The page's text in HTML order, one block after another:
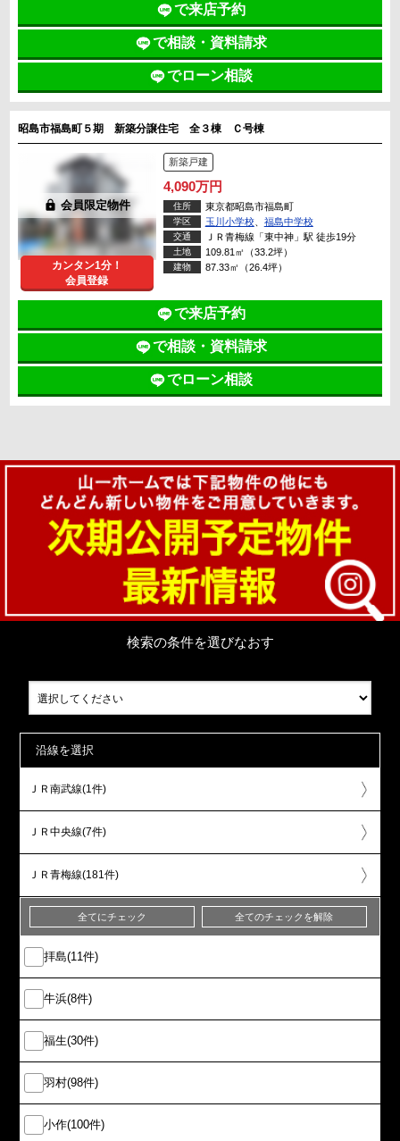
で来店予約
で相談・資料請求
でローン相談
昭島市福島町５期 新築分譲住宅 全３棟 Ｃ号棟
lock 会員限定物件
カンタン1分！
会員登録
新築戸建
4,090万円
住所 東京都昭島市福島町
学区 玉川小学校、 福島中学校
交通 ＪＲ青梅線「東中神」駅 徒歩19分
土地 109.81㎡（33.2坪）
建物 87.33㎡（26.4坪）
で来店予約
で相談・資料請求
でローン相談
検索の条件を選びなおす
沿線を選択
ＪＲ南武線(1件)
ＪＲ中央線(7件)
ＪＲ青梅線(181件)
全てにチェック 全てのチェックを解除
拝島(11件)
牛浜(8件)
福生(30件)
羽村(98件)
小作(100件)